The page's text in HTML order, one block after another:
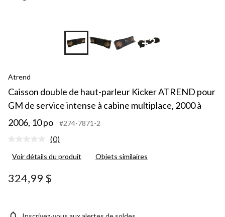
+3
Atrend
Caisson double de haut-parleur Kicker ATREND pour
GM de service intense à cabine multiplace, 2000 à
2006, 10 po
#274-7871-2
Aucune
pour
produit.
Lien
page.
(0)
Voir détails du produit Objets similaires
324,99 $